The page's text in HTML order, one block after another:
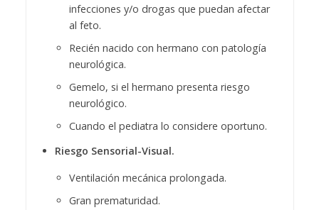
infecciones y/o drogas que puedan afectar
al feto.
Recién nacido con hermano con patología
neurológica.
Gemelo, si el hermano presenta riesgo
neurológico.
Cuando el pediatra lo considere oportuno.
Riesgo Sensorial-Visual.
Ventilación mecánica prolongada.
Gran prematuridad.